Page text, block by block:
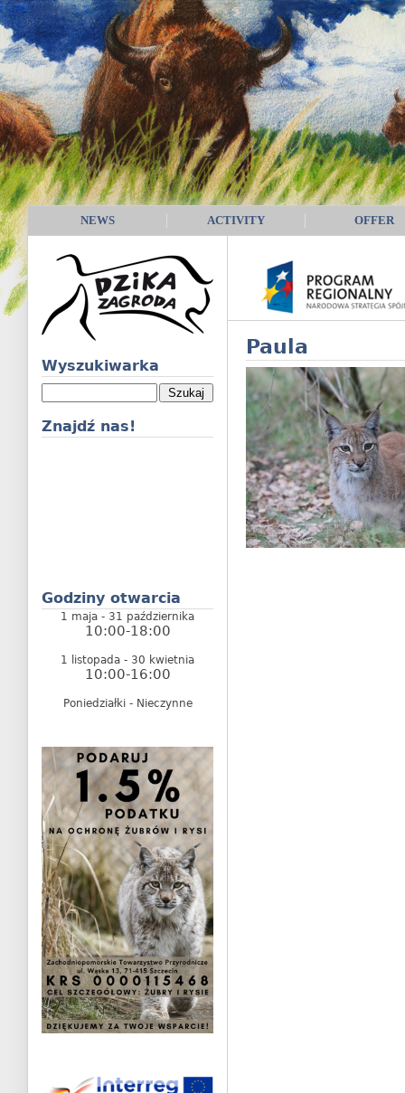
NEWS ACTIVITY OFFER
Wyszukiwarka
Znajdź nas!
Godziny otwarcia
1 maja - 31 października
10:00-18:00
1 listopada - 30 kwietnia
10:00-16:00
Poniedziałki - Nieczynne
Paula